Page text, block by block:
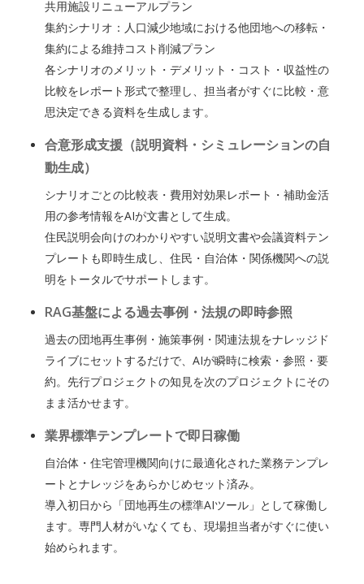
共用施設リニューアルプラン
集約シナリオ：人口減少地域における他団地への移転・
集約による維持コスト削減プラン
各シナリオのメリット・デメリット・コスト・収益性の
比較をレポート形式で整理し、担当者がすぐに比較・意
思決定できる資料を生成します。
合意形成支援（説明資料・シミュレーションの自
動生成）
シナリオごとの比較表・費用対効果レポート・補助金活
用の参考情報をAIが文書として生成。
住民説明会向けのわかりやすい説明文書や会議資料テン
プレートも即時生成し、住民・自治体・関係機関への説
明をトータルでサポートします。
RAG基盤による過去事例・法規の即時参照
過去の団地再生事例・施策事例・関連法規をナレッジド
ライブにセットするだけで、AIが瞬時に検索・参照・要
約。先行プロジェクトの知見を次のプロジェクトにその
まま活かせます。
業界標準テンプレートで即日稼働
自治体・住宅管理機関向けに最適化された業務テンプレ
ートとナレッジをあらかじめセット済み。
導入初日から「団地再生の標準AIツール」として稼働し
ます。専門人材がいなくても、現場担当者がすぐに使い
始められます。